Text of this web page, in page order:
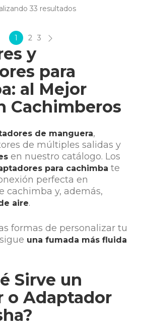
33 resultados
1 2 3
y
para
al Mejor
Cachimberos
de manguera,
de múltiples salidas y
en nuestro catálogo. Los
para cachimba te
perfecta en
cachimba y, además,
aire.
formas de personalizar tu
una fumada más fluida
Sirve un
o Adaptador